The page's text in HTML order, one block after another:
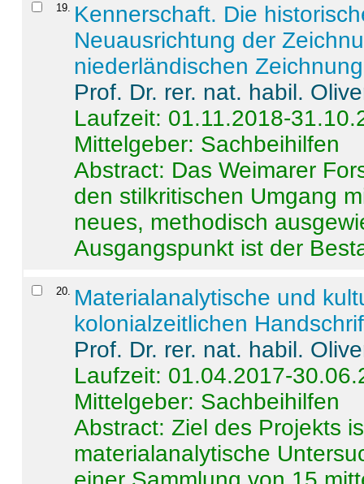
19
Kennerschaft. Die
Neuausrichtung der
niederländischen
Prof. Dr. rer. nat. habil.
Laufzeit: 01.11.2018-
Mittelgeber: Sachbeihilfen
Abstract: Das Weimarer
den stilkritischen Umgang
neues, methodisch
Ausgangspunkt ist der
20
Materialanalytische und
kolonialzeitlichen
Prof. Dr. rer. nat. habil.
Laufzeit: 01.04.2017-
Mittelgeber: Sachbeihilfen
Abstract:Ziel des Projekts
materialanalytische